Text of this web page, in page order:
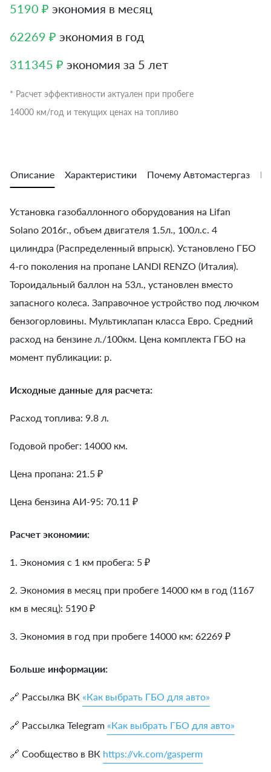
5190 ₽ экономия в месяц
62269 ₽ экономия в год
311345 ₽ экономия за 5 лет
* Расчет эффективности актуален при пробеге
14000 км/год и текущих ценах на топливо
Описание Характеристики Почему Автомастергаз
Установка газобаллонного оборудования на Lifan
Solano 2016г., объем двигателя 1.5л., 100л.с. 4
цилиндра (Распределенный впрыск). Установлено ГБО
4-го поколения на пропане LANDI RENZO (Италия).
Тороидальный баллон на 53л., установлен вместо
запасного колеса. Заправочное устройство под лючком
бензогорловины. Мультиклапан класса Евро. Средний
расход на бензине л./100км. Цена комплекта ГБО на
момент публикации: р.
Исходные данные для расчета:
Расход топлива: 9.8 л.
Годовой пробег: 14000 км.
Цена пропана: 21.5 ₽
Цена бензина АИ-95: 70.11 ₽
Расчет экономии:
1. Экономия с 1 км пробега: 5 ₽
2. Экономия в месяц при пробеге 14000 км в год (1167
км в месяц): 5190 ₽
3. Экономия в год при пробеге 14000 км: 62269 ₽
Больше информации:
🔗 Рассылка ВК «Как выбрать ГБО для авто»
🔗 Рассылка Telegram «Как выбрать ГБО для авто»
🔗 Сообщество в ВК https://vk.com/gasperm